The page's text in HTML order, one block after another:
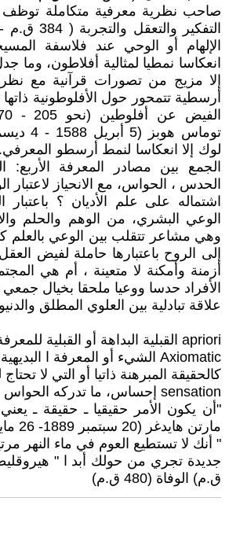
صاحب نظرية معرفية متكاملة
الإلهام أو الوحي عند فلاسفة
انعكاسا نمطيا لمثالية أفلاطون، وما
إلا مزيج من تصورات قرآنية مع
أرسطية تتمحور حول الأفلوطونية
لوك إلا انعكاسا لنمط أرسطو
الجمع بين مصادر المعرفة الأربع:
الحدس ، الحواس، مع الانحياز لاعتبار
اشتماله على علم الأديان ؟ باعتبار
الوعي البشري، من الوهم والحلم
وهي مشاعر تتقلب بين الوعي بالعلم
إلى الروح باعتبارها حاملة لفيض
أزمنة وأمكنة لا متعينة ، أم هي
الأفراد حدسا ووعيا ملحقا بخيال جمعي
علاقة تبادلية بين العلوي المطلق
apriori القبلية البداهة أو القبلية للمعرفة
Axiomatic الشيء أو المعرفة ا البديهية
كالحقيقة المبرهنة ذاتيا أو التي لا
sensation إحساس، ما تدركه الحواس
"أن يكون الأمر حقيقيا ـ حقيقة ـ
مارتن هايدغر (20 سبتمبر 1889- 26 مايو 1976)
" أنك لا تستطيع العوم في ماء النهر
ق.م) الوفاة (480 ق.م)